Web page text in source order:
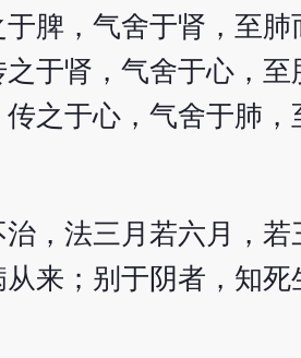
脾，气舍于肾，至肺
于肾，气舍于心，至
之于心，气舍于肺，
，法三月若六月，若
来；别于阴者，知死